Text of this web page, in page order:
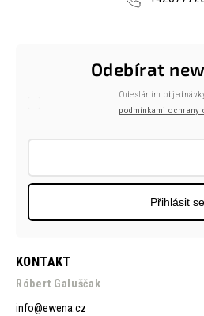
KONTAKT
Róbert Galuščak
info@ewena.cz
Odebírat
Odesláním
podmínkami ochrany
Přihlásit se